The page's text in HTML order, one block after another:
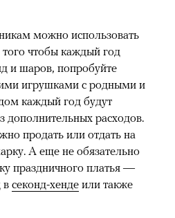
можно использовать
чтобы каждый год
и шаров, попробуйте
игрушками с родными и
каждый год будут
дополнительных расходов.
продать или отдать на
А еще не обязательно
праздничного платья —
в секонд-хенде или также